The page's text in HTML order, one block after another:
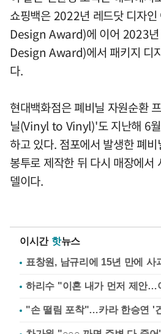
쇼핑백은 2022년 레드닷 디자
Design Award)에 이어 2023년
Design Award)에서 패키지 디
다.
현대백화점은 폐비닐 자원순환
닐(Vinyl to Vinyl)'도 지난해 6
하고 있다. 점포에서 발생한 폐
봉투로 제작한 뒤 다시 매장에서
델이다.
이시간 핫뉴스
표창원, 남규리에 15년 만에
하리수 "이혼 내가 먼저 제안…
"손 떨림 포착"…카라 한승연 '